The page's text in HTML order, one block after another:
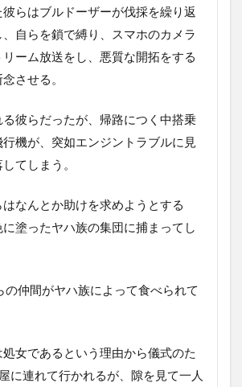
らはブルドーザーが伐採を繰り返
自らを鎖で縛り、スマホのカメラ
ーム放送をし、悪質な開拓をする
させる。
る彼らだったが、帰路につく中搭乗
機が、突如エンジントラブルに見
てしまう。
なんとか助けを求めようとする
塗ったヤハ族の集団に捕まってし
の仲間がヤハ族によって食べられて
女であるという理由から儀式のた
に連れて行かれるが、隙を見て一人